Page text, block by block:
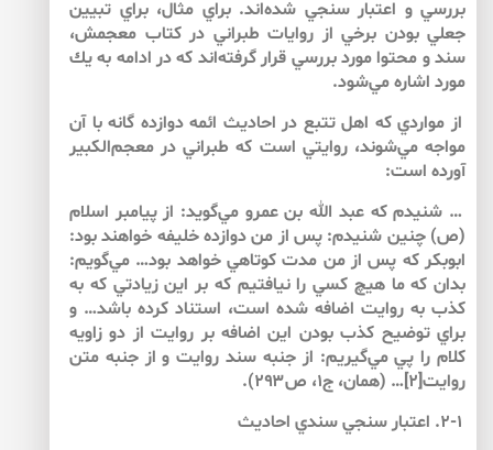
بررسي و اعتبار سنجي شده‌‌اند. براي مثال، براي تبيين
جعلي بودن برخي از روايات طبراني در كتاب معجمش،
سند و محتوا مورد بررسي قرار گرفته‌اند كه در ادامه به يك
مورد اشاره مي‌شود.
از مواردي كه اهل تتبع در احاديث ائمه دوازده گانه با آن
مواجه مي‌شوند، روايتي است كه طبراني در معجم‌الكبير
آورده است:
… شنيدم كه عبد الله بن عمرو مي‌‌گويد: از پيامبر اسلام
(ص) چنين شنيدم: پس از من دوازده خليفه خواهند بود:
ابوبكر كه پس از من مدت كوتاهي خواهد بود… مي‌‌گويم:
بدان كه ما هيچ كسي را نيافتيم كه بر اين زيادتي كه به
كذب به روايت اضافه شده است، استناد كرده باشد… و
براي توضيح كذب بودن اين اضافه بر روايت از دو زاويه
كلام را پي مي‌‌گيريم: از جنبه سند روايت و از جنبه متن
روايت[۲]… (همان، ج‏۱، ص۲۹۳).
۲-۱. اعتبار سنجي سندي احاديث